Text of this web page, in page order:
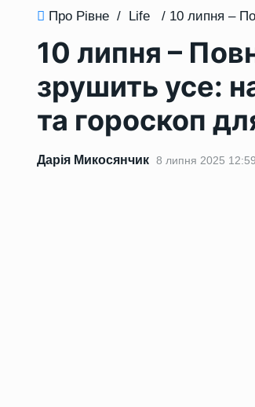
Про Рівне / Life
10 липня –
зрушить усе:
та гороскоп
Дарія Микосянчик 8 липня 2025 12:59